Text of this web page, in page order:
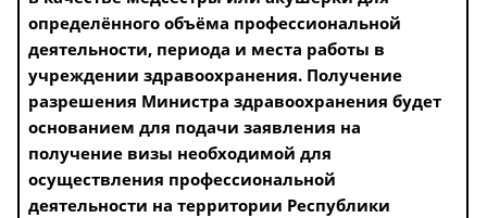
определённого объёма профессиональной
деятельности, периода и места работы в
учреждении здравоохранения. Получение
разрешения Министра здравоохранения будет
основанием для подачи заявления на
получение визы необходимой для
осуществления профессиональной
деятельности на территории Республики